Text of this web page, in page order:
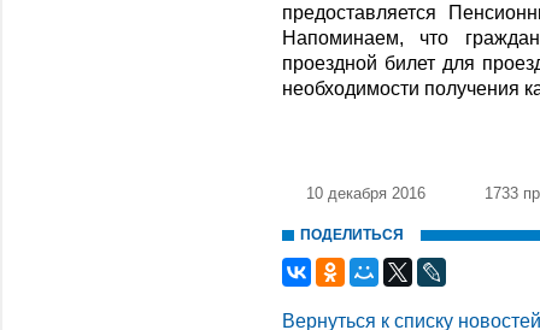
предоставляется
Напоминаем, что
проездной билет для
необходимости получения
10 декабря 2016 1733
ПОДЕЛИТЬСЯ
Вернуться к списку новостей